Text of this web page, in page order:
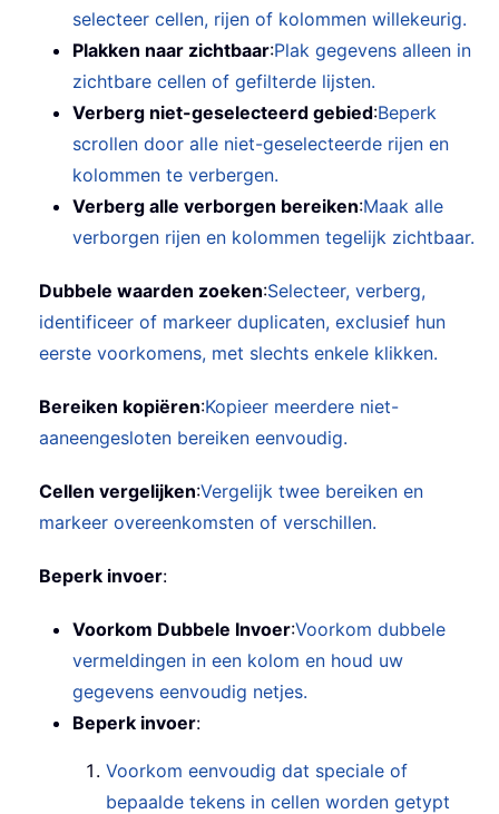
selecteer cellen, rijen of kolommen willekeurig.
Plakken naar zichtbaar:Plak gegevens alleen in
zichtbare cellen of gefilterde lijsten.
Verberg niet-geselecteerd gebied:Beperk
scrollen door alle niet-geselecteerde rijen en
kolommen te verbergen.
Verberg alle verborgen bereiken:Maak alle
verborgen rijen en kolommen tegelijk zichtbaar.
Dubbele waarden zoeken:Selecteer, verberg,
identificeer of markeer duplicaten, exclusief hun
eerste voorkomens, met slechts enkele klikken.
Bereiken kopiëren:Kopieer meerdere niet-
aaneengesloten bereiken eenvoudig.
Cellen vergelijken:Vergelijk twee bereiken en
markeer overeenkomsten of verschillen.
Beperk invoer:
Voorkom Dubbele Invoer:Voorkom dubbele
vermeldingen in een kolom en houd uw
gegevens eenvoudig netjes.
Beperk invoer:
Voorkom eenvoudig dat speciale of
bepaalde tekens in cellen worden getypt